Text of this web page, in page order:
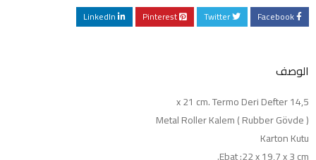
Facebook
Twitter
Pinterest
LinkedIn
الوصف
14,5 x 21 cm. Termo Deri Defter
Metal Roller Kalem ( Rubber Gövde )
Karton Kutu